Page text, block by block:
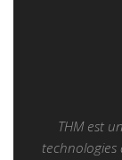
THM est
technologies